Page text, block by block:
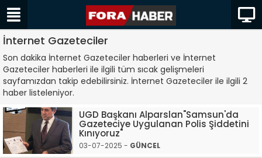
İnternet Gazeteciler
Son dakika İnternet Gazeteciler haberleri ve İnternet
Gazeteciler haberleri ile ilgili tüm sıcak gelişmeleri
sayfamızdan takip edebilirsiniz. İnternet Gazeteciler ile ilgili 2
haber listeleniyor.
UGD Başkanı Alparslan"Samsun'da
Gazeteciye Uygulanan Polis Şiddetini
Kınıyoruz"
03-07-2025 - GÜNCEL